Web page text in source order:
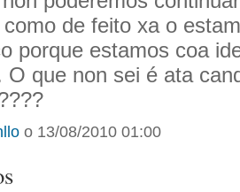
de feito xa o
porque estamos coa
O que non sei é ata
o 13/08/2010 01:00